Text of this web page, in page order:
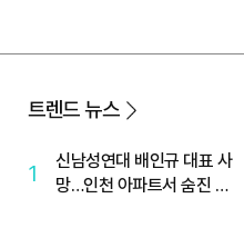
트렌드 뉴스
1
신남성연대 배인규 대표 사
망…인천 아파트서 숨진 채